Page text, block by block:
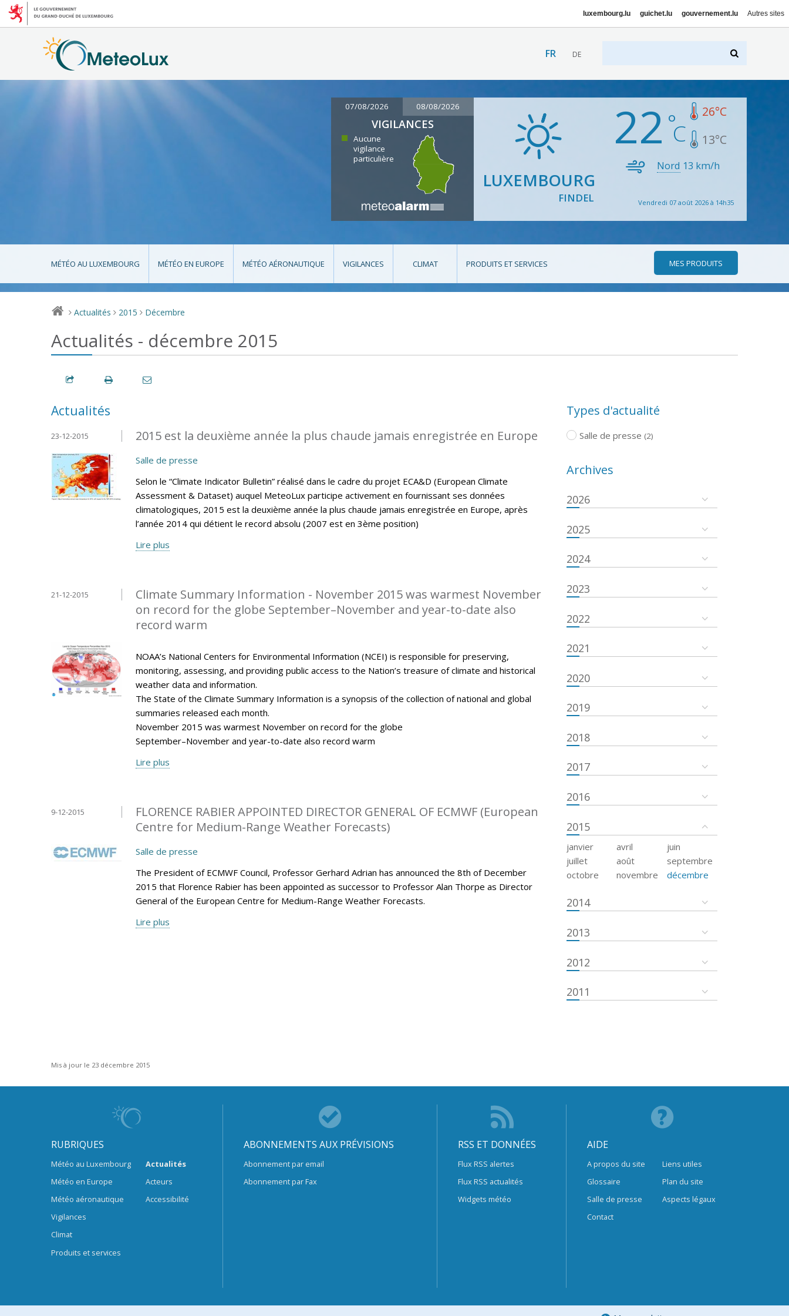
luxembourg.lu guichet.lu gouvernement.lu Autres sites
FR DE
07/08/2026 08/08/2026
VIGILANCES
Aucune
vigilance
particulière
LUXEMBOURG
FINDEL
22 26°C
13°C
Nord 13 km/h
Vendredi 07 août 2026 à 14h35
MÉTÉO AU LUXEMBOURG MÉTÉO EN EUROPE MÉTÉO AÉRONAUTIQUE VIGILANCES CLIMAT PRODUITS ET SERVICES MES PRODUITS
> Actualités > 2015 > Décembre
Actualités - décembre 2015
Actualités
2015 est la deuxième année la plus chaude jamais enregistrée en Europe
23-12-2015
Salle de presse
Selon le “Climate Indicator Bulletin” réalisé dans le cadre du projet ECA&D (European Climate
Assessment & Dataset) auquel MeteoLux participe activement en fournissant ses données
climatologiques, 2015 est la deuxième année la plus chaude jamais enregistrée en Europe, après
l’année 2014 qui détient le record absolu (2007 est en 3ème position)
Lire plus
Climate Summary Information - November 2015 was warmest November
on record for the globe September–November and year-to-date also
record warm
21-12-2015
NOAA’s National Centers for Environmental Information (NCEI) is responsible for preserving,
monitoring, assessing, and providing public access to the Nation’s treasure of climate and historical
weather data and information.
The State of the Climate Summary Information is a synopsis of the collection of national and global
summaries released each month.
November 2015 was warmest November on record for the globe
September–November and year-to-date also record warm
Lire plus
FLORENCE RABIER APPOINTED DIRECTOR GENERAL OF ECMWF (European
Centre for Medium-Range Weather Forecasts)
9-12-2015
Salle de presse
The President of ECMWF Council, Professor Gerhard Adrian has announced the 8th of December
2015 that Florence Rabier has been appointed as successor to Professor Alan Thorpe as Director
General of the European Centre for Medium-Range Weather Forecasts.
Lire plus
Types d'actualité
Salle de presse (2)
Archives
2026
2025
2024
2023
2022
2021
2020
2019
2018
2017
2016
2015
janvier avril
juin
juillet
août
septembre
octobre
novembre décembre
2014
2013
2012
2011
Mis à jour le 23 décembre 2015
RUBRIQUES
Météo au Luxembourg
Météo en Europe
Météo aéronautique
Vigilances
Climat
Produits et services
Actualités
Acteurs
Accessibilité
ABONNEMENTS AUX PRÉVISIONS
Abonnement par email
Abonnement par Fax
RSS ET DONNÉES
Flux RSS alertes
Flux RSS actualités
Widgets météo
AIDE
A propos du site
Glossaire
Salle de presse
Contact
Liens utiles
Plan du site
Aspects légaux